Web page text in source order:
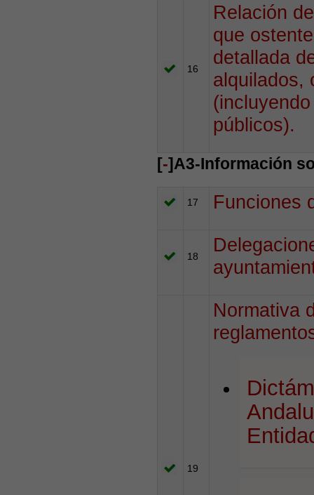
16
Relación
que
detallada
alquilados,
públicos).
[-]A3-Información
17 Funciones
18
19
Normativa